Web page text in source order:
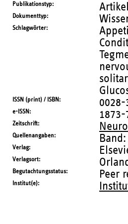
Publikationstyp
Dokumenttyp
Schlagwörter
ISSN (print) / ISBN 0028-
e-ISSN 1873-
Zeitschrift
Quellenangaben
Verlag
Verlagsort
Begutachtungsstatus Peer
Institut(e)